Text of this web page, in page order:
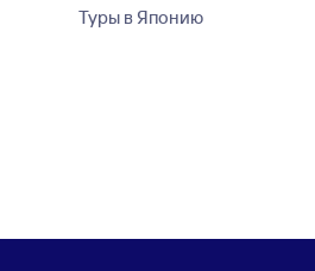
Туры в Японию